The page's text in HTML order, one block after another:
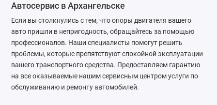
Автосервис в Архангельске
Если вы столкнулись с тем, что опоры двигателя вашего
авто пришли в непригодность, обращайтесь за помощью
профессионалов. Наши специалисты помогут решить
проблемы, которые препятствуют спокойной эксплуатации
вашего транспортного средства. Предоставляем гарантию
на все оказываемые нашим сервисным центром услуги по
обслуживанию и ремонту автомобилей.